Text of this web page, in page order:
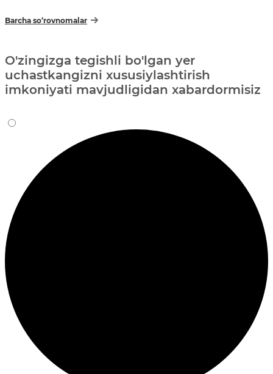
Barcha so‘rovnomalar
O'zingizga tegishli bo'lgan yer
uchastkangizni xususiylashtirish
imkoniyati mavjudligidan xabardormisiz